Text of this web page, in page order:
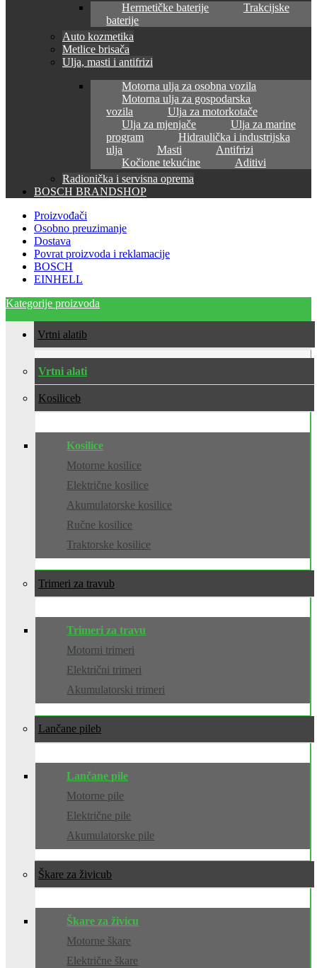
Hermetičke baterije
Trakcijske
baterije
Auto kozmetika
Metlice brisača
Ulja, masti i antifrizi
Motorna ulja za osobna vozila
Motorna ulja za gospodarska
vozila
Ulja za motorkotače
Ulja za mjenjače
Ulja za marine
program
Hidraulička i industrijska
ulja
Masti
Antifrizi
Kočione tekućine
Aditivi
Radionička i servisna oprema
BOSCH BRANDSHOP
Proizvođači
Osobno preuzimanje
Dostava
Povrat proizvoda i reklamacije
BOSCH
EINHELL
Kategorije proizvoda
Vrtni alati
Vrtni alati
Kosilice
Kosilice
Motorne kosilice
Električne kosilice
Akumulatorske kosilice
Ručne kosilice
Traktorske kosilice
Trimeri za travu
Trimeri za travu
Motorni trimeri
Električni trimeri
Akumulatorski trimeri
Lančane pile
Lančane pile
Motorne pile
Električne pile
Akumulatorske pile
Škare za živicu
Škare za živicu
Motorne škare
Električne škare